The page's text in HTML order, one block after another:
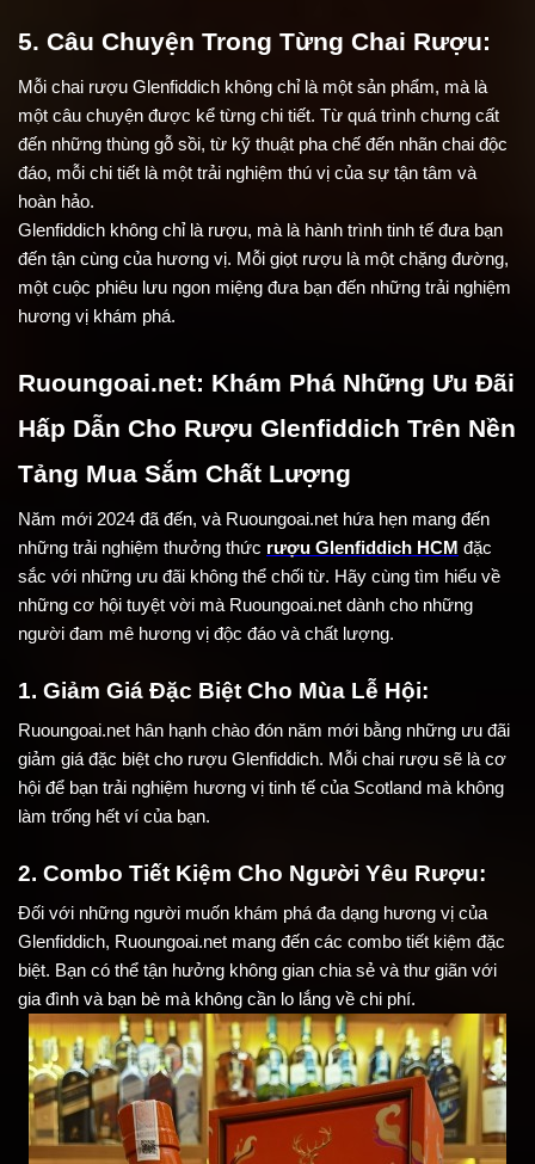
5. Câu Chuyện Trong Từng Chai Rượu:
Mỗi chai rượu Glenfiddich không chỉ là một sản phẩm, mà là
một câu chuyện được kể từng chi tiết. Từ quá trình chưng cất
đến những thùng gỗ sồi, từ kỹ thuật pha chế đến nhãn chai độc
đáo, mỗi chi tiết là một trải nghiệm thú vị của sự tận tâm và
hoàn hảo.
Glenfiddich không chỉ là rượu, mà là hành trình tinh tế đưa bạn
đến tận cùng của hương vị. Mỗi giọt rượu là một chặng đường,
một cuộc phiêu lưu ngon miệng đưa bạn đến những trải nghiệm
hương vị khám phá.
Ruoungoai.net: Khám Phá Những Ưu Đãi
Hấp Dẫn Cho Rượu Glenfiddich Trên Nền
Tảng Mua Sắm Chất Lượng
Năm mới 2024 đã đến, và Ruoungoai.net hứa hẹn mang đến
những trải nghiệm thưởng thức rượu Glenfiddich HCM đặc
sắc với những ưu đãi không thể chối từ. Hãy cùng tìm hiểu về
những cơ hội tuyệt vời mà Ruoungoai.net dành cho những
người đam mê hương vị độc đáo và chất lượng.
1. Giảm Giá Đặc Biệt Cho Mùa Lễ Hội:
Ruoungoai.net hân hạnh chào đón năm mới bằng những ưu đãi
giảm giá đặc biệt cho rượu Glenfiddich. Mỗi chai rượu sẽ là cơ
hội để bạn trải nghiệm hương vị tinh tế của Scotland mà không
làm trống hết ví của bạn.
2. Combo Tiết Kiệm Cho Người Yêu Rượu:
Đối với những người muốn khám phá đa dạng hương vị của
Glenfiddich, Ruoungoai.net mang đến các combo tiết kiệm đặc
biệt. Bạn có thể tận hưởng không gian chia sẻ và thư giãn với
gia đình và bạn bè mà không cần lo lắng về chi phí.